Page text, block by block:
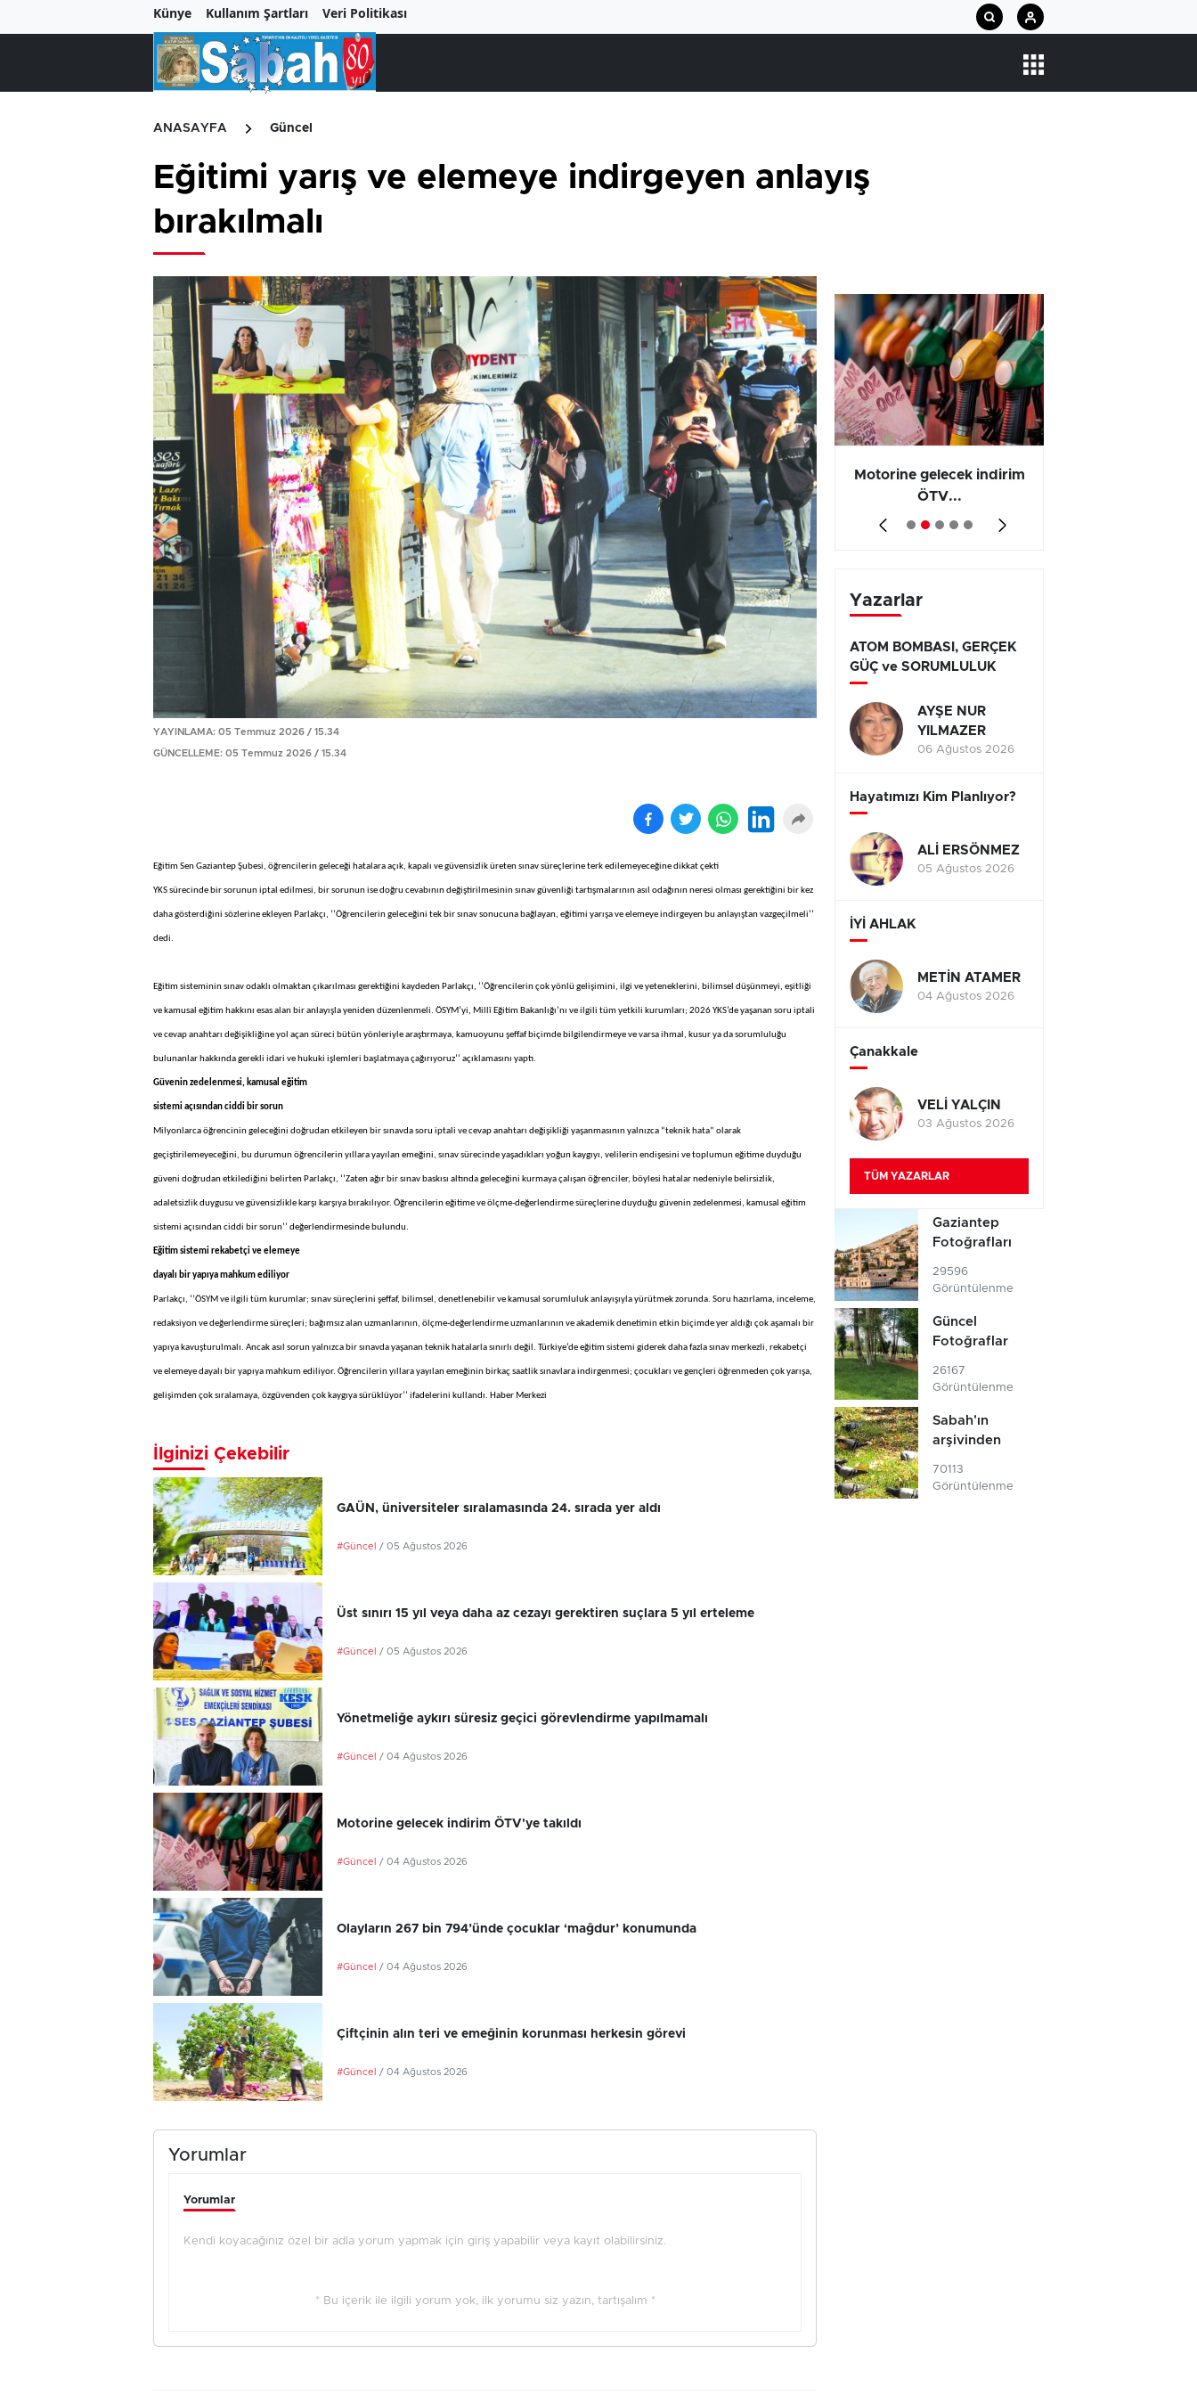
Künye Kullanım Şartları Veri Politikası
ANASAYFA Güncel
Eğitimi yarış ve elemeye indirgeyen anlayış
bırakılmalı
YAYINLAMA: 05 Temmuz 2026 / 15.34
GÜNCELLEME: 05 Temmuz 2026 / 15.34
Eğitim Sen Gaziantep Şubesi, öğrencilerin geleceği hatalara açık, kapalı ve güvensizlik üreten sınav süreçlerine terk edilemeyeceğine dikkat çekti
YKS sürecinde bir sorunun iptal edilmesi, bir sorunun ise doğru cevabının değiştirilmesinin sınav güvenliği tartışmalarının asıl odağının neresi olması gerektiğini bir kez
daha gösterdiğini sözlerine ekleyen Parlakçı, ‘’Öğrencilerin geleceğini tek bir sınav sonucuna bağlayan, eğitimi yarışa ve elemeye indirgeyen bu anlayıştan vazgeçilmeli’’
dedi.
Eğitim sisteminin sınav odaklı olmaktan çıkarılması gerektiğini kaydeden Parlakçı, ‘’Öğrencilerin çok yönlü gelişimini, ilgi ve yeteneklerini, bilimsel düşünmeyi, eşitliği
ve kamusal eğitim hakkını esas alan bir anlayışla yeniden düzenlenmeli. ÖSYM’yi, Millî Eğitim Bakanlığı’nı ve ilgili tüm yetkili kurumları; 2026 YKS’de yaşanan soru iptali
ve cevap anahtarı değişikliğine yol açan süreci bütün yönleriyle araştırmaya, kamuoyunu şeffaf biçimde bilgilendirmeye ve varsa ihmal, kusur ya da sorumluluğu
bulunanlar hakkında gerekli idari ve hukuki işlemleri başlatmaya çağırıyoruz’’ açıklamasını yaptı.
Güvenin zedelenmesi, kamusal eğitim
sistemi açısından ciddi bir sorun
Milyonlarca öğrencinin geleceğini doğrudan etkileyen bir sınavda soru iptali ve cevap anahtarı değişikliği yaşanmasının yalnızca “teknik hata” olarak
geçiştirilemeyeceğini, bu durumun öğrencilerin yıllara yayılan emeğini, sınav sürecinde yaşadıkları yoğun kaygıyı, velilerin endişesini ve toplumun eğitime duyduğu
güveni doğrudan etkilediğini belirten Parlakçı, ‘’Zaten ağır bir sınav baskısı altında geleceğini kurmaya çalışan öğrenciler, böylesi hatalar nedeniyle belirsizlik,
adaletsizlik duygusu ve güvensizlikle karşı karşıya bırakılıyor. Öğrencilerin eğitime ve ölçme-değerlendirme süreçlerine duyduğu güvenin zedelenmesi, kamusal eğitim
sistemi açısından ciddi bir sorun’’ değerlendirmesinde bulundu.
Eğitim sistemi rekabetçi ve elemeye
dayalı bir yapıya mahkum ediliyor
Parlakçı, ‘’ÖSYM ve ilgili tüm kurumlar; sınav süreçlerini şeffaf, bilimsel, denetlenebilir ve kamusal sorumluluk anlayışıyla yürütmek zorunda. Soru hazırlama, inceleme,
redaksiyon ve değerlendirme süreçleri; bağımsız alan uzmanlarının, ölçme-değerlendirme uzmanlarının ve akademik denetimin etkin biçimde yer aldığı çok aşamalı bir
yapıya kavuşturulmalı. Ancak asıl sorun yalnızca bir sınavda yaşanan teknik hatalarla sınırlı değil. Türkiye’de eğitim sistemi giderek daha fazla sınav merkezli, rekabetçi
ve elemeye dayalı bir yapıya mahkum ediliyor. Öğrencilerin yıllara yayılan emeğinin birkaç saatlik sınavlara indirgenmesi; çocukları ve gençleri öğrenmeden çok yarışa,
gelişimden çok sıralamaya, özgüvenden çok kaygıya sürüklüyor’’ ifadelerini kullandı. Haber Merkezi
İlginizi Çekebilir
GAÜN, üniversiteler sıralamasında 24. sırada yer aldı
#Güncel / 05 Ağustos 2026
Üst sınırı 15 yıl veya daha az cezayı gerektiren suçlara 5 yıl erteleme
#Güncel / 05 Ağustos 2026
Yönetmeliğe aykırı süresiz geçici görevlendirme yapılmamalı
#Güncel / 04 Ağustos 2026
Motorine gelecek indirim ÖTV'ye takıldı
#Güncel / 04 Ağustos 2026
Olayların 267 bin 794’ünde çocuklar ‘mağdur’ konumunda
#Güncel / 04 Ağustos 2026
Çiftçinin alın teri ve emeğinin korunması herkesin görevi
#Güncel / 04 Ağustos 2026
Yorumlar
Yorumlar
Kendi koyacağınız özel bir adla yorum yapmak için giriş yapabilir veya kayıt olabilirsiniz.
* Bu içerik ile ilgili yorum yok, ilk yorumu siz yazın, tartışalım *
Kapanan işyeri sayısında
yüz...
Yönetmeliğe aykırı
süresiz...
Motorine gelecek indirim
ÖTV...
Yazarlar
ATOM BOMBASI, GERÇEK
GÜÇ ve SORUMLULUK
AYŞE NUR
YILMAZER
06 Ağustos 2026
Hayatımızı Kim Planlıyor?
ALİ ERSÖNMEZ
05 Ağustos 2026
İYİ AHLAK
METİN ATAMER
04 Ağustos 2026
Çanakkale
VELİ YALÇIN
03 Ağustos 2026
TÜM YAZARLAR
Gaziantep
Fotoğrafları
29596
Görüntülenme
Güncel
Fotoğraflar
26167
Görüntülenme
Sabah'ın
arşivinden
70113
Görüntülenme